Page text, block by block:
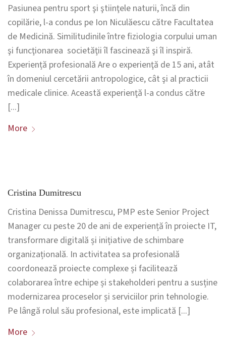
Pasiunea pentru sport şi ştiinţele naturii, încă din
copilărie, l-a condus pe Ion Niculăescu către Facultatea
de Medicină. Similitudinile între fiziologia corpului uman
şi funcţionarea societăţii îl fascinează şi îl inspiră.
Experiență profesională Are o experienţă de 15 ani, atât
în domeniul cercetării antropologice, cât şi al practicii
medicale clinice. Această experienţă l-a condus către
[...]
More
Cristina Dumitrescu
Cristina Denissa Dumitrescu, PMP este Senior Project
Manager cu peste 20 de ani de experiență în proiecte IT,
transformare digitală și inițiative de schimbare
organizațională. In activitatea sa profesională
coordonează proiecte complexe și facilitează
colaborarea între echipe și stakeholderi pentru a susține
modernizarea proceselor și serviciilor prin tehnologie.
Pe lângă rolul său profesional, este implicată [...]
More